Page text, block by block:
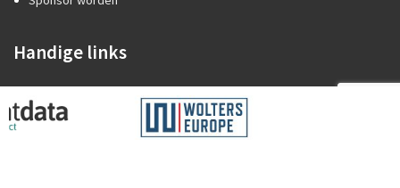
Handige links
Competitiezaken
Categorie A of B?